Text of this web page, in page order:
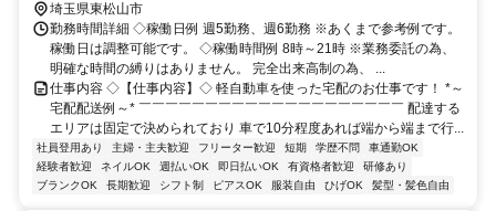
0807 栃木県宇都宮市松が峰1丁目3-16 グラン宇都宮◇通勤方法◇原
則、配達で使用する軽バンで 積込地まで行って頂く直行直帰スタイ
ルです。 ＜事務所所在地＞ 〒320-0807 栃木県宇都宮市松が峰1丁目
3-16 グラン宇都宮605
埼玉県東松山市
勤務時間詳細 ◇稼働日例 週5勤務、週6勤務 ※あくまで参考例です。
稼働日は調整可能です。 ◇稼働時間例 8時～21時 ※業務委託の為、
明確な時間の縛りはありません。 完全出来高制の為、 ...
仕事内容 ◇【仕事内容】◇ 軽自動車を使った宅配のお仕事です！ *～
宅配配送例～* ￣￣￣￣￣￣￣￣￣￣￣￣￣￣￣￣￣￣￣￣ 配達する
エリアは固定で決められており 車で10分程度あれば端から端まで行...
社員登用あり 主婦・主夫歓迎 フリーター歓迎 短期 学歴不問
車通勤OK
経験者歓迎
ネイルOK 週払いOK 即日払いOK 有資格者歓迎
研修あり
ブランクOK
長期歓迎 シフト制 ピアスOK 服装自由 ひげOK 髪型・髪色自由